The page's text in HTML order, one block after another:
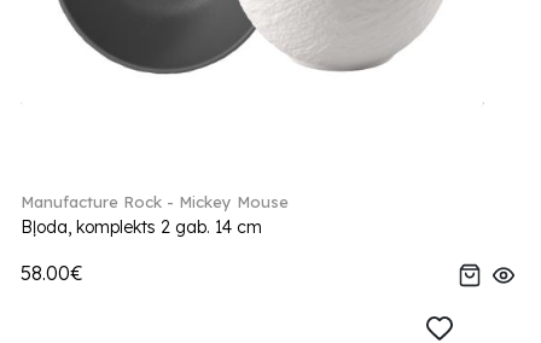
Manufacture Rock - Mickey Mouse
Bļoda, komplekts 2 gab. 14 cm
58.00€